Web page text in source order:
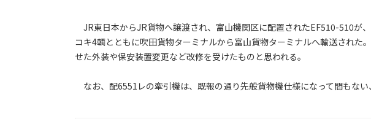
JR東日本からJR貨物へ譲渡され、富山機関区に配置されたEF510-510が
コキ4輌とともに吹田貨物ターミナルから富山貨物ターミナルへ輸送された
せた外装や保安装置変更など改修を受けたものと思われる。
なお、配6551レの牽引機は、既報の通り先般貨物機仕様になって間もない